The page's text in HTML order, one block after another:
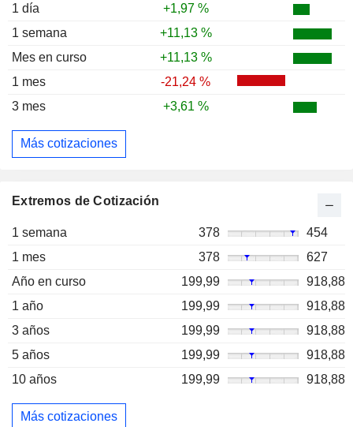
1 día
+1,97 %
1 semana
+11,13 %
Mes en curso
+11,13 %
1 mes
-21,24 %
3 mes
+3,61 %
Más cotizaciones
Extremos de Cotización
1 semana 378
454
1 mes
378
627
Año en curso
199,99
918,88
1 año
199,99
918,88
3 años
199,99
918,88
5 años
199,99
918,88
10 años
199,99 918,88
Más cotizaciones